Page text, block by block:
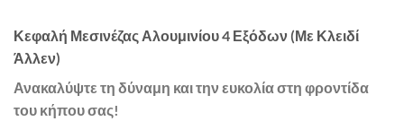
Κεφαλή Μεσινέζας Αλουμινίου 4 Εξόδων (Με Κλειδί
Άλλεν)
Ανακαλύψτε τη δύναμη και την ευκολία στη φροντίδα
του κήπου σας!